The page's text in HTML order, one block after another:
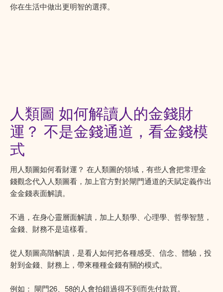
你在生活中做出更明智的選擇。
人類圖 如何解讀人的金錢財
運？ 不是金錢通道，看金錢模
式
用人類圖如何看財運？ 在人類圖的領域，有些人會把常理金
錢觀念代入人類圖看，加上官方對於閘門通道的天賦定義作出
金金錢表面解讀。
不過，在身心靈層面解讀，加上人類學、心理學、哲學智慧，
金錢、財務不是這樣看。
從人類圖高階解讀，是看人如何把各種感受、信念、體驗，投
射到金錢、財務上，帶來種種金錢有關的模式。
例如： 閘門26、58的人會拍錯過得不到而先付款買。